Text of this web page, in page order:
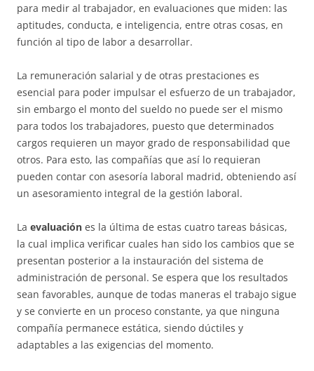
para medir al trabajador, en evaluaciones que miden: las
aptitudes, conducta, e inteligencia, entre otras cosas, en
función al tipo de labor a desarrollar.
La remuneración salarial y de otras prestaciones es
esencial para poder impulsar el esfuerzo de un trabajador,
sin embargo el monto del sueldo no puede ser el mismo
para todos los trabajadores, puesto que determinados
cargos requieren un mayor grado de responsabilidad que
otros. Para esto, las compañías que así lo requieran
pueden contar con asesoría laboral madrid, obteniendo así
un asesoramiento integral de la gestión laboral.
La evaluación es la última de estas cuatro tareas básicas,
la cual implica verificar cuales han sido los cambios que se
presentan posterior a la instauración del sistema de
administración de personal. Se espera que los resultados
sean favorables, aunque de todas maneras el trabajo sigue
y se convierte en un proceso constante, ya que ninguna
compañía permanece estática, siendo dúctiles y
adaptables a las exigencias del momento.